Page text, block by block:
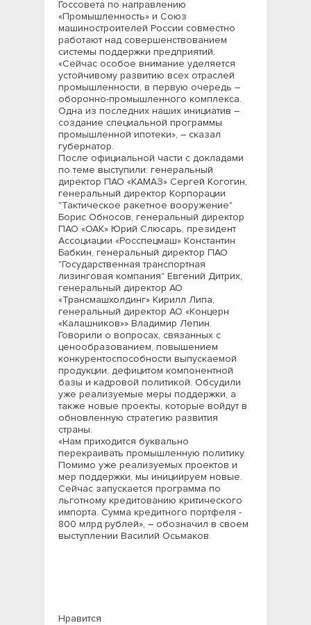
Госсовета по направлению
«Промышленность» и Союз
машиностроителей России совместно
работают над совершенствованием
системы поддержки предприятий.
«Сейчас особое внимание уделяется
устойчивому развитию всех отраслей
промышленности, в первую очередь –
оборонно-промышленного комплекса.
Одна из последних наших инициатив –
создание специальной программы
промышленной ипотеки», – сказал
губернатор.
После официальной части с докладами
по теме выступили: генеральный
директор ПАО «КАМАЗ» Сергей Когогин,
генеральный директор Корпорации
"Тактическое ракетное вооружение"
Борис Обносов, генеральный директор
ПАО «ОАК» Юрий Слюсарь, президент
Ассоциации «Росспецмаш» Константин
Бабкин, генеральный директор ПАО
"Государственная транспортная
лизинговая компания" Евгений Дитрих,
генеральный директор АО
«Трансмашхолдинг» Кирилл Липа,
генеральный директор АО «Концерн
«Калашников»» Владимир Лепин.
Говорили о вопросах, связанных с
ценообразованием, повышением
конкурентоспособности выпускаемой
продукции, дефицитом компонентной
базы и кадровой политикой. Обсудили
уже реализуемые меры поддержки, а
также новые проекты, которые войдут в
обновленную стратегию развития
страны.
«Нам приходится буквально
перекраивать промышленную политику.
Помимо уже реализуемых проектов и
мер поддержки, мы инициируем новые.
Сейчас запускается программа по
льготному кредитованию критического
импорта. Сумма кредитного портфеля -
800 млрд рублей», – обозначил в своем
выступлении Василий Осьмаков.
Нравится